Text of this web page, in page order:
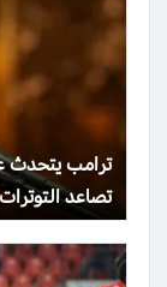
ترامب يتحدث
تصاعد